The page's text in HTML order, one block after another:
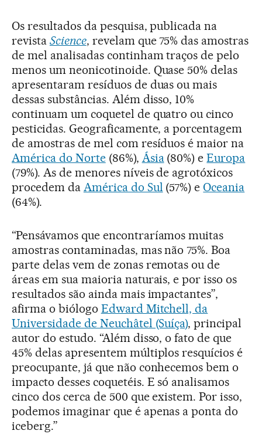
Os resultados da pesquisa, publicada na
revista Science, revelam que 75% das amostras
de mel analisadas continham traços de pelo
menos um neonicotinoide. Quase 50% delas
apresentaram resíduos de duas ou mais
dessas substâncias. Além disso, 10%
continuam um coquetel de quatro ou cinco
pesticidas. Geograficamente, a porcentagem
de amostras de mel com resíduos é maior na
América do Norte(86%), Ásia(80%) eEuropa
(79%). As de menores níveis de agrotóxicos
procedem da América do Sul (57%) e Oceania
(64%).
“Pensávamos que encontraríamos muitas
amostras contaminadas, mas não 75%. Boa
parte delas vem de zonas remotas ou de
áreas em sua maioria naturais, e por isso os
resultados são ainda mais impactantes”,
afirma o biólogo Edward Mitchell, da
Universidade de Neuchâtel (Suíça), principal
autor do estudo. “Além disso, o fato de que
45% delas apresentem múltiplos resquícios é
preocupante, já que não conhecemos bem o
impacto desses coquetéis. E só analisamos
cinco dos cerca de 500 que existem. Por isso,
podemos imaginar que é apenas a ponta do
iceberg.”